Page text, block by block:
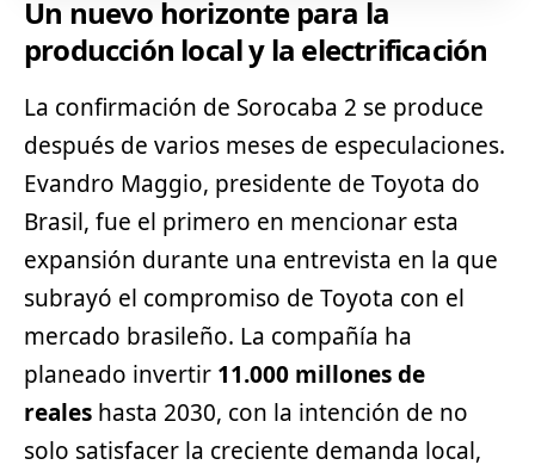
Un nuevo horizonte para la
producción local y la electrificación
La confirmación de Sorocaba 2 se produce
después de varios meses de especulaciones.
Evandro Maggio, presidente de Toyota do
Brasil, fue el primero en mencionar esta
expansión durante una entrevista en la que
subrayó el compromiso de Toyota con el
mercado brasileño. La compañía ha
planeado invertir 11.000 millones de
reales hasta 2030, con la intención de no
solo satisfacer la creciente demanda local,